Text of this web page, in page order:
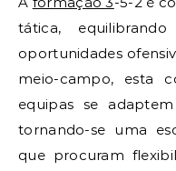
tática,
oportunidades
meio-campo, esta
equipas se
tornando-se uma
que procuram